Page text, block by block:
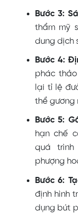
Bước 3:
thẩm mỹ
dung dịch
Bước 4:
phác
lại tỉ lệ
thể gương
Bước 5:
hạn chế
quá trình
phượng
Bước 6:
định hình
dụng bút